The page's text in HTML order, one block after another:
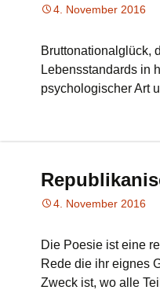
4. November 2016
Bruttonationalglück,
Lebensstandards in
psychologischer Art
4. November 2016
Die Poesie ist eine
Rede die ihr eignes
Zweck ist, wo alle